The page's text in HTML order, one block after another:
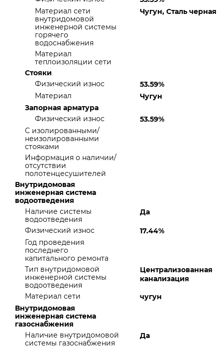
Материал сети
внутридомовой
инженерной системы
горячего
водоснабжения
Чугун, Сталь черная
Материал
теплоизоляции сети
Стояки
Физический износ
53.59%
Материал
Чугун
Запорная арматура
Физический износ
53.59%
С изолированными/
неизолированными
стояками
Информация о наличии/
отсутствии
полотенцесушителей
Внутридомовая
инженерная система
водоотведения
Наличие системы
водоотведения
Да
Физический износ
17.44%
Год проведения
последнего
капитального ремонта
Тип внутридомовой
инженерной системы
водоотведения
Централизованная
канализация
Материал сети
чугун
Внутридомовая
инженерная система
газоснабжения
Наличие внутридомовой
системы газоснабжения
Да